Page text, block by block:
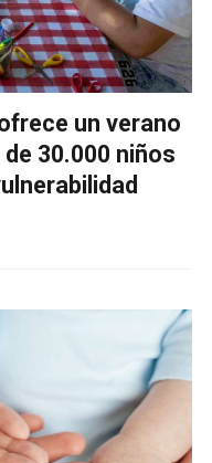
un verano
30.000 niños